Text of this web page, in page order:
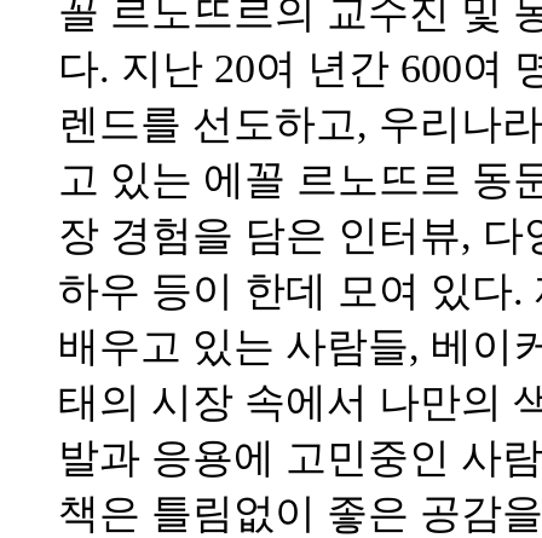
꼴 르노뜨르의 교수진 및
다. 지난 20여 년간 600여
렌드를 선도하고, 우리나
고 있는 에꼴 르노뜨르 동
장 경험을 담은 인터뷰,
하우 등이 한데 모여 있다
배우고 있는 사람들, 베이
태의 시장 속에서 나만의
발과 응용에 고민중인 사
책은 틀림없이 좋은 공감